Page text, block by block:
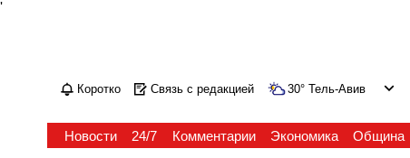
'
Коротко Связь с редакцией 30° Тель-Авив
Новости 24/7 Комментарии Экономика Община